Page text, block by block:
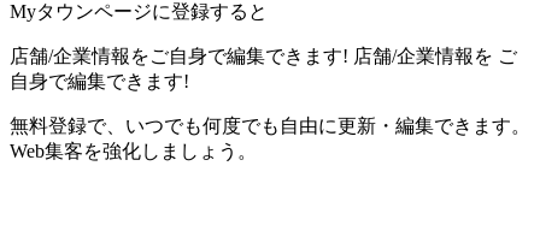
Myタウンページに登録すると
店舗/企業情報をご自身で編集できます! 店舗/企業情報を ご
自身で編集できます!
無料登録で、いつでも何度でも自由に更新・編集できます。
Web集客を強化しましょう。